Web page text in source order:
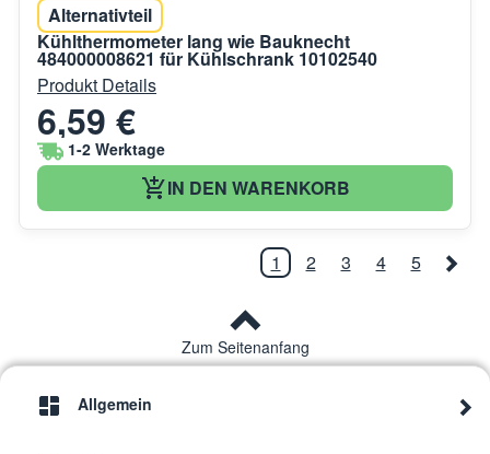
Alternativteil
Kühlthermometer lang wie Bauknecht
484000008621 für Kühlschrank 10102540
Produkt Details
6,59 €
1-2 Werktage
IN DEN WARENKORB
1 2 3 4 5
Zum Seitenanfang
Allgemein